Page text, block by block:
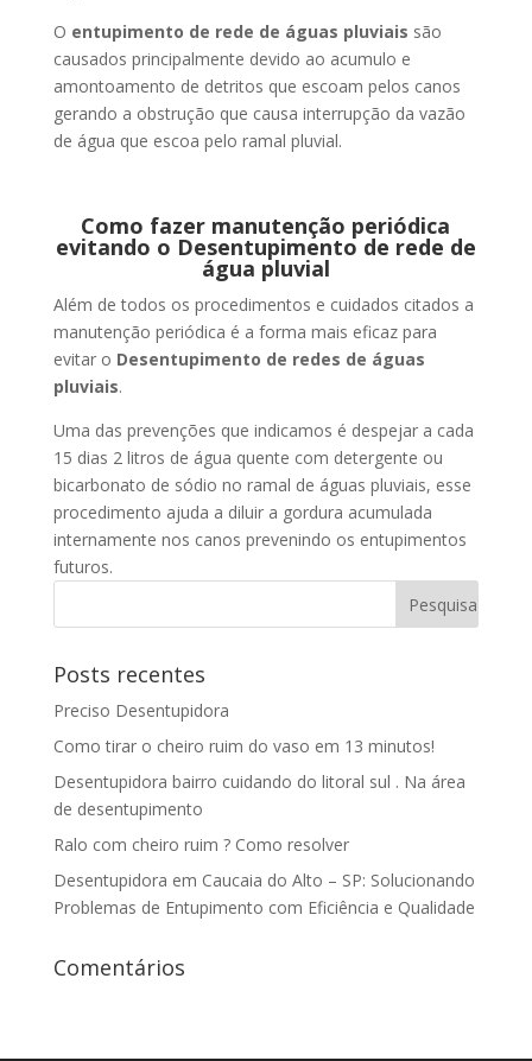
O entupimento de rede de águas pluviais são
causados principalmente devido ao acumulo e
amontoamento de detritos que escoam pelos canos
gerando a obstrução que causa interrupção da vazão
de água que escoa pelo ramal pluvial.
Como fazer manutenção periódica
evitando o Desentupimento de rede de
água pluvial
Além de todos os procedimentos e cuidados citados a
manutenção periódica é a forma mais eficaz para
evitar o Desentupimento de redes de águas
pluviais.
Uma das prevenções que indicamos é despejar a cada
15 dias 2 litros de água quente com detergente ou
bicarbonato de sódio no ramal de águas pluviais, esse
procedimento ajuda a diluir a gordura acumulada
internamente nos canos prevenindo os entupimentos
futuros.
Posts recentes
Preciso Desentupidora
Como tirar o cheiro ruim do vaso em 13 minutos!
Desentupidora bairro cuidando do litoral sul . Na área
de desentupimento
Ralo com cheiro ruim ? Como resolver
Desentupidora em Caucaia do Alto – SP: Solucionando
Problemas de Entupimento com Eficiência e Qualidade
Comentários